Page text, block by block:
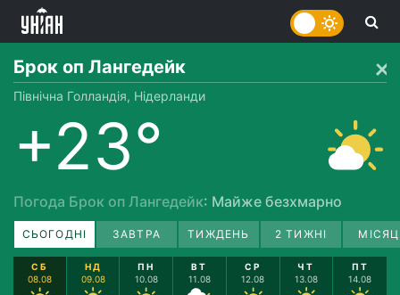
Брок оп Лангедейк
Північна Голландія, Нідерланди
+23°
Погода Брок оп Лангедейк: Майже безхмарно
СЬОГОДНІ ЗАВТРА ТИЖДЕНЬ 2 ТИЖНІ
СБ
08.08
НД
09.08
ПН
10.08
ВТ
11.08
СР
12.08
ЧТ
13.08
ПТ
14.08